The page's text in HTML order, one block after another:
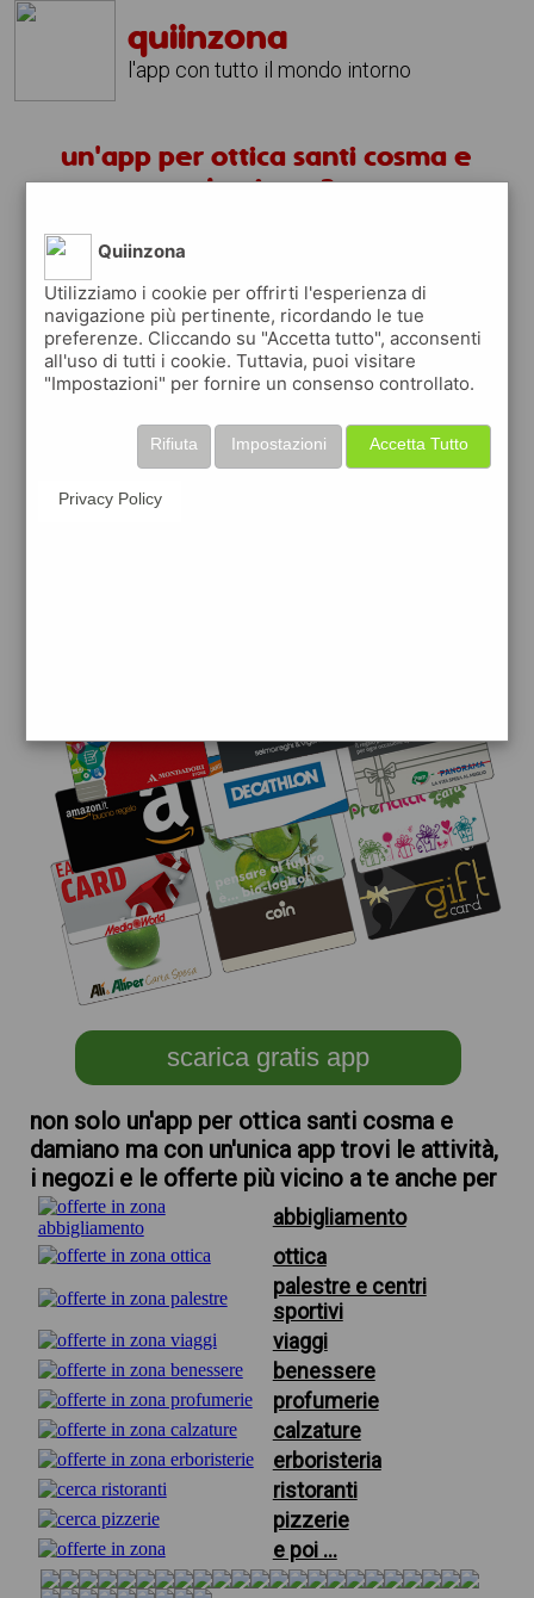
quiinzona
l'app con tutto il mondo intorno
un'app per ottica santi cosma e
damiano ?
scarica gratis app
quiinzona è una app
gratuita
che ti aiuta se cerchi 'un'app per ottica
ogni volta che la usi
raccogli punti da convertire inbuoni sconto
scarica gratis app
non solo un'app per ottica santi cosma e
damiano ma con un'unica app trovi le attività,
i negozi e le offerte più vicino a te anche per
abbigliamento
ottica
palestre e centri
sportivi
viaggi
benessere
profumerie
calzature
erboristeria
ristoranti
pizzerie
e poi ...
Quiinzona
Utilizziamo i cookie per offrirti l'esperienza di
navigazione più pertinente, ricordando le tue
preferenze. Cliccando su "Accetta tutto", acconsenti
all'uso di tutti i cookie. Tuttavia, puoi visitare
"Impostazioni" per fornire un consenso controllato.
Accetta Tutto
Impostazioni
Rifiuta
Privacy Policy